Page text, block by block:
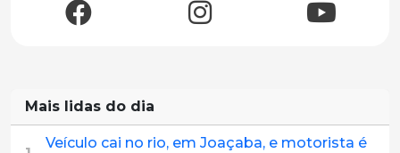
Mais lidas do dia
Veículo cai no rio, em Joaçaba, e motorista é